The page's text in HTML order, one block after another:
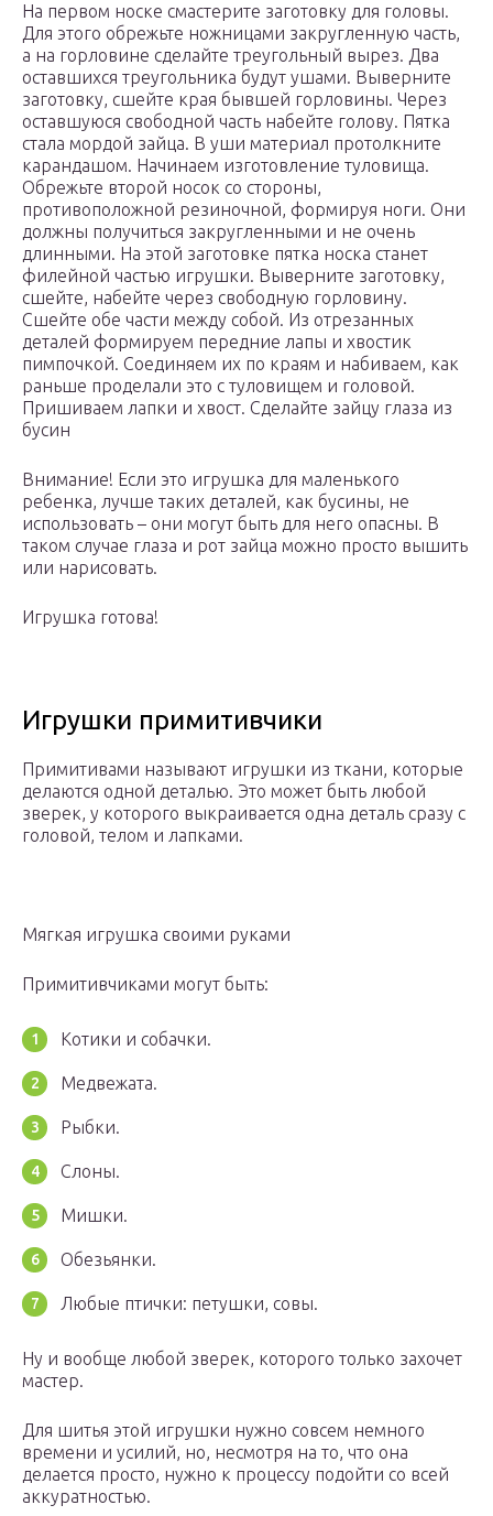
На первом носке смастерите заготовку для головы.
Для этого обрежьте ножницами закругленную часть,
а на горловине сделайте треугольный вырез. Два
оставшихся треугольника будут ушами. Выверните
заготовку, сшейте края бывшей горловины. Через
оставшуюся свободной часть набейте голову. Пятка
стала мордой зайца. В уши материал протолкните
карандашом. Начинаем изготовление туловища.
Обрежьте второй носок со стороны,
противоположной резиночной, формируя ноги. Они
должны получиться закругленными и не очень
длинными. На этой заготовке пятка носка станет
филейной частью игрушки. Выверните заготовку,
сшейте, набейте через свободную горловину.
Сшейте обе части между собой. Из отрезанных
деталей формируем передние лапы и хвостик
пимпочкой. Соединяем их по краям и набиваем, как
раньше проделали это с туловищем и головой.
Пришиваем лапки и хвост. Сделайте зайцу глаза из
бусин
Внимание! Если это игрушка для маленького
ребенка, лучше таких деталей, как бусины, не
использовать – они могут быть для него опасны. В
таком случае глаза и рот зайца можно просто вышить
или нарисовать.
Игрушка готова!
Игрушки примитивчики
Примитивами называют игрушки из ткани, которые
делаются одной деталью. Это может быть любой
зверек, у которого выкраивается одна деталь сразу с
головой, телом и лапками.
Мягкая игрушка своими руками
Примитивчиками могут быть:
Котики и собачки.
Медвежата.
Рыбки.
Слоны.
Мишки.
Обезьянки.
Любые птички: петушки, совы.
Ну и вообще любой зверек, которого только захочет
мастер.
Для шитья этой игрушки нужно совсем немного
времени и усилий, но, несмотря на то, что она
делается просто, нужно к процессу подойти со всей
аккуратностью.